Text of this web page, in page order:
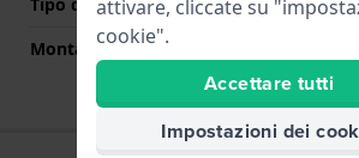
Montatura dritta
attivare, cliccate su
cookie".
Accettare tutti
Impostazioni dei